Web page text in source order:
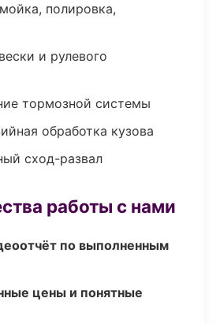
полировка,
и рулевого
тормозной системы
обработка кузова
сход-развал
работы с нами
по выполненным
цены и понятные